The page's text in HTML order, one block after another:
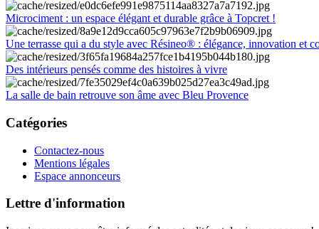
Microciment : un espace élégant et durable grâce à Topcret !
Une terrasse qui a du style avec Résineo® : élégance, innovation et
Des intérieurs pensés comme des histoires à vivre
La salle de bain retrouve son âme avec Bleu Provence
Catégories
Contactez-nous
Mentions légales
Espace annonceurs
Lettre d'information